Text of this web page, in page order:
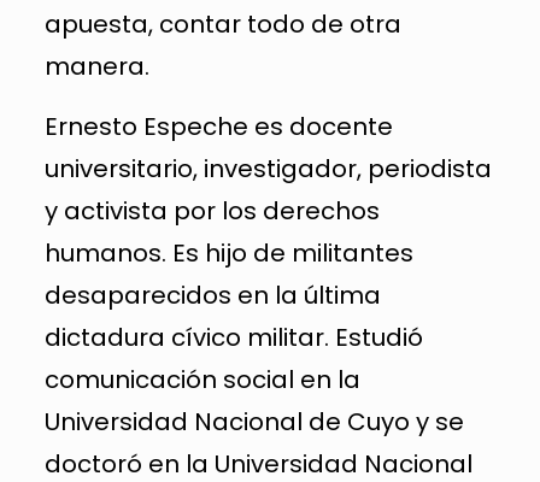
apuesta, contar todo de otra
manera.
Ernesto Espeche es docente
universitario, investigador, periodista
y activista por los derechos
humanos. Es hijo de militantes
desaparecidos en la última
dictadura cívico militar. Estudió
comunicación social en la
Universidad Nacional de Cuyo y se
doctoró en la Universidad Nacional